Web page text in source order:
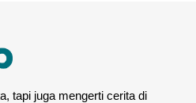
tapi juga mengerti cerita di